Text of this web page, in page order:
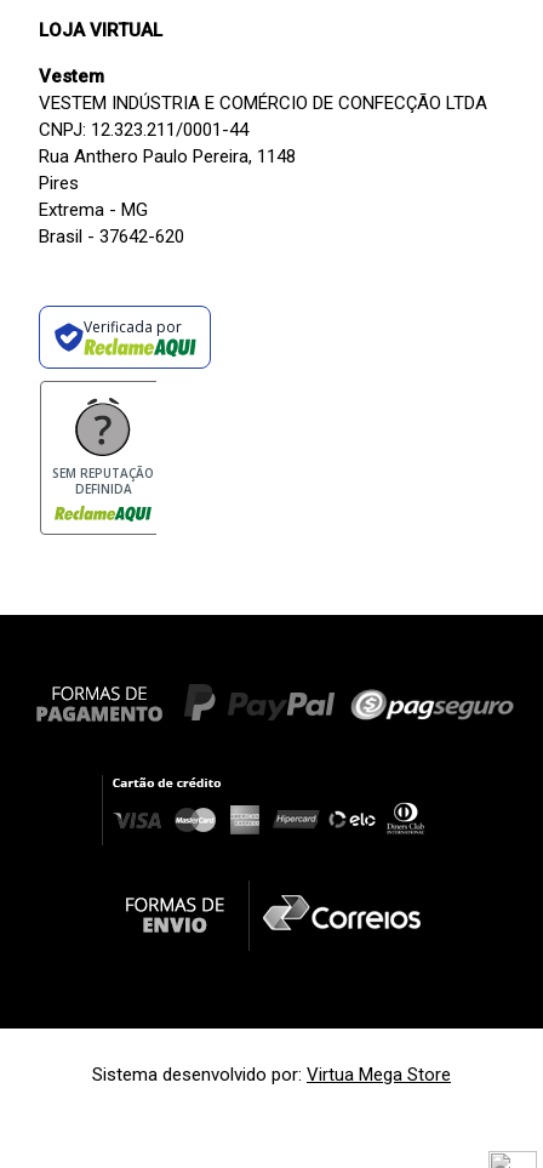
LOJA VIRTUAL
Vestem
VESTEM INDÚSTRIA E COMÉRCIO DE CONFECÇÃO LTDA
CNPJ: 12.323.211/0001-44
Rua Anthero Paulo Pereira, 1148
Pires
Extrema - MG
Brasil - 37642-620
Verificada por
SEM REPUTAÇÃO
DEFINIDA
Sistema desenvolvido por: Virtua Mega Store